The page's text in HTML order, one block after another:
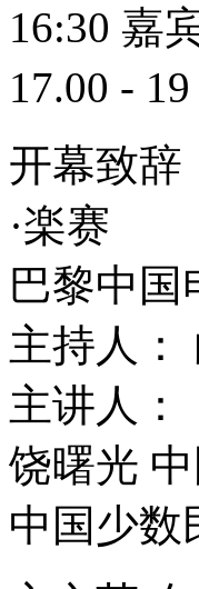
16:30 嘉
17.00 -
开幕致辞
·楽赛
巴黎中国
主持人：
主讲人：
饶曙光
中国少数